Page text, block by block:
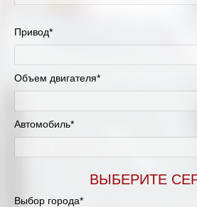
Привод*
Объем двигателя*
Автомобиль*
ВЫБЕРИТЕ
Выбор города*